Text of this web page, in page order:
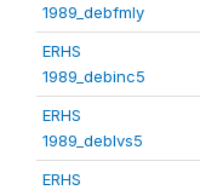
1989_debfmly
ERHS
1989_debinc5
ERHS
1989_deblvs5
ERHS